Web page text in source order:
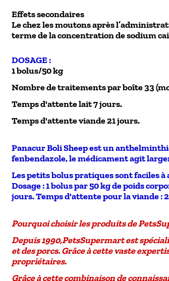
Effets secondaires
Le chez les moutons après
terme de la concentration de sodium
DOSAGE :
1 bolus/50 kg
Nombre de traitements par boîte 33
Temps d'attente lait 7 jours.
Temps d'attente viande 21 jours.
Panacur Boli Sheepest un
fenbendazole, le médicament agit
Les petits bolus pratiques sont faciles
Dosage : 1 bolus par 50 kg de poids
jours. Temps d'attente pour la viande :
Pourquoi choisir les produits de
Depuis1990,PetsSupermartest
et des porcs. Grâce à cette vaste
propriétaires.
Grâce à cette combinaison de